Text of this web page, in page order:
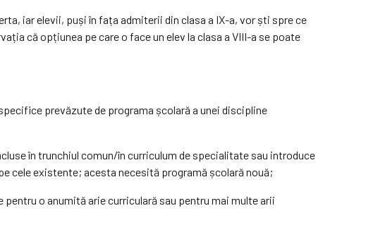
iar elevii, puși în fața admiterii din clasa a IX-a, vor ști spre ce
că opțiunea pe care o face un elev la clasa a VIII-a se poate
prevăzute de programa școlară a unei discipline
în trunchiul comun/în curriculum de specialitate sau introduce
cele existente; acesta necesită programă școlară nouă;
o anumită arie curriculară sau pentru mai multe arii